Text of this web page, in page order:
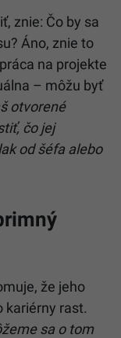
znie: Čo by sa
Áno, znie to
na projekte
– môžu byť
otvorené
čo jej
od šéfa alebo
že jeho
kariérny rast.
sa o tom